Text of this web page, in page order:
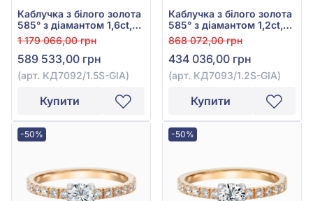
Каблучка з білого золота
585° з діамантом 1,6ct,
арт. КД7092/1.5S-GIA
1 179 066,00 грн
589 533,00 грн
(арт. КД7092/1.5S-GIA)
Купити
Каблучка з білого золота
585° з діамантом 1,2ct,
арт. КД7093/1.2S-GIA
868 072,00 грн
434 036,00 грн
(арт. КД7093/1.2S-GIA)
Купити
-50% -50%